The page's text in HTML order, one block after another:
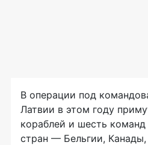
В операции под
Латвии в этом году
кораблей и шесть команд
стран — Бельгии,